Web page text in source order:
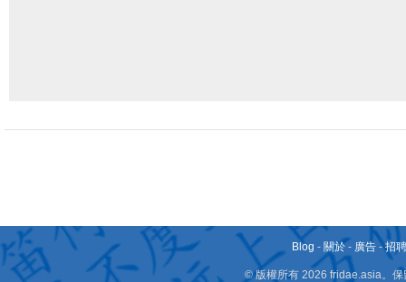
Blog - 關於 - 廣告 -招
© 版權所有 2026 fridae.asia。